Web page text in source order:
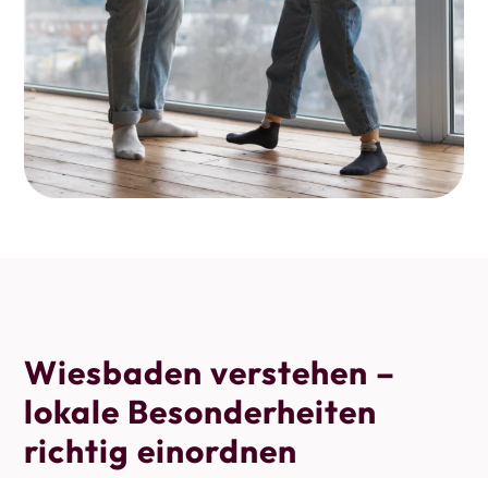
Wiesbaden verstehen –
lokale Besonderheiten
richtig einordnen